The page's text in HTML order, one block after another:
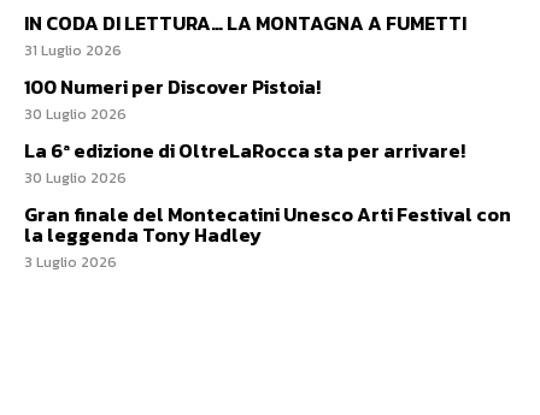
IN CODA DI LETTURA… LA MONTAGNA A FUMETTI
31 Luglio 2026
100 Numeri per Discover Pistoia!
30 Luglio 2026
La 6ª edizione di OltreLaRocca sta per arrivare!
30 Luglio 2026
Gran finale del Montecatini Unesco Arti Festival con
la leggenda Tony Hadley
3 Luglio 2026